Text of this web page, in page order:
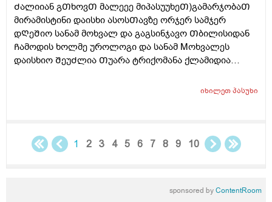
Ძალიიან გᲗხოვᲗ მალეეე მიპასუუხეᲗ)გამარჯობაᲗ
მირამისტინი დაისხი ასოსᲗავზე ორჯერ სამჯერ
დᲦეᲨიო სანამ მოხვალ და გაგსინჯავო Თბილისიდან
Ჩამოდის ხოლმე უროლოგი და სანამ Mოხვალეს
დაისხიო ᲨეუᲫლია Თუარა ტრიქომანა ქლამიდია
ნაცხის ანალიზს რო გავიკეᲗებ არ გამოᲩნდეს? მეორე
ᲗიᲗქოს ეს დᲦეა ისე აგარ მომენტებᲨი
წამომტკივდება წამიერად ხოლმე ერᲗიისაა რო ანუ
დᲦის განმავლობაᲨი რო 2ლიტრა არ დამელია
იხილეთპასუხი
1 2 3 4 5 6 7 8 9 10
sponsored byContentRoom